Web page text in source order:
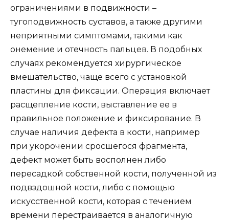
ограничениями в подвижности –
тугоподвижность суставов, а также другими
неприятными симптомами, такими как
онемение и отечность пальцев. В подобных
случаях рекомендуется хирургическое
вмешательство, чаще всего с установкой
пластины для фиксации. Операция включает
расщепление кости, выставление ее в
правильное положение и фиксирование. В
случае наличия дефекта в кости, например
при укорочении сросшегося фрагмента,
дефект может быть восполнен либо
пересадкой собственной кости, полученной из
подвздошной кости, либо с помощью
искусственной кости, которая с течением
времени перестраивается в аналогичную